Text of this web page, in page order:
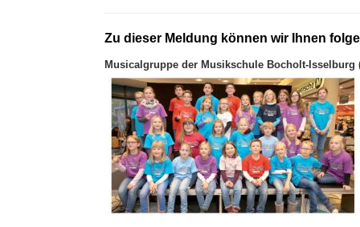
Zu dieser Meldung können wir Ihnen
Musicalgruppe der Musikschule Bocholt-Isselburg